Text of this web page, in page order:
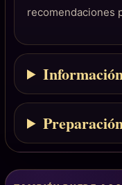
recomendaciones